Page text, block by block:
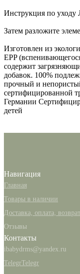
Инструкция по уходу
Затем разложите
Изготовлен из
EPP
содержит
добавок. 100%
прочный и
сертифицированной
Германии
детей
Навигация
Главная
Товары в наличии
Доставка, оплата, возврат
Отзывы
Контакты
ibabydrms@yandex.ru
TelegrTelegr